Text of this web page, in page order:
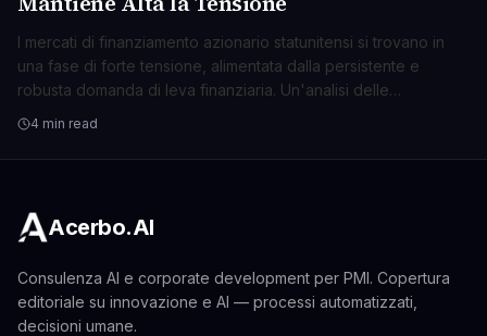
I mercati di finanziamento azionario statunitensi si trovano in
una fase di forte tensione, alimentata dalla persistente e
robusta domanda di leva finanziaria. Un'analisi delle
implicazioni.
4 min read
Acerbo.AI
Consulenza AI e corporate development per PMI. Copertura
editoriale su innovazione e AI — processi automatizzati,
decisioni umane.